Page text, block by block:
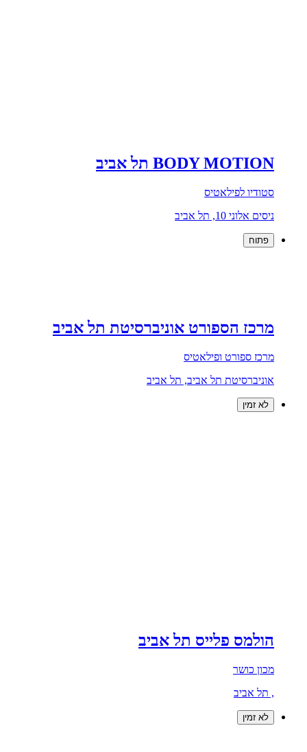
BODY MOTION תל אביב
סטודיו לפילאטיס
ניסים אלוני 10, תל אביב
פתוח
מרכז הספורט אוניברסיטת תל אביב
מרכז ספורט ופילאטיס
אוניברסיטת תל אביב, תל אביב
לא זמין
הולמס פלייס תל אביב
מכון כושר
, תל אביב
לא זמין